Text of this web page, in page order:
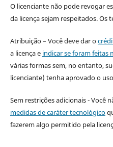
O licenciante não pode revogar
da licença sejam respeitados. Os
Atribuição – Você deve dar o
a licença e indicar se foram feitas
várias formas sem, no entanto,
licenciante) tenha aprovado o
Sem restrições adicionais - Você
medidas de caráter tecnológico
fazerem algo permitido pela